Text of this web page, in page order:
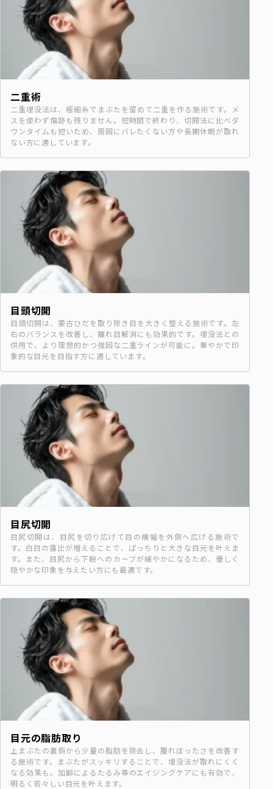
二重術
二重埋没法は、極細糸でまぶたを留めて二重を作る施術です。メ
スを使わず傷跡も残りません。短時間で終わり、切開法に比べダ
ウンタイムも短いため、周囲にバレたくない方や長期休暇が取れ
ない方に適しています。
目頭切開
目頭切開は、蒙古ひだを取り除き目を大きく整える施術です。左
右のバランスを改善し、離れ目解消にも効果的です。埋没法との
併用で、より理想的かつ強固な二重ラインが可能に。華やかで印
象的な目元を目指す方に適しています。
目尻切開
目尻切開は、目尻を切り広げて目の横幅を外側へ広げる施術で
す。白目の露出が増えることで、ぱっちりと大きな目元を叶えま
す。また、目尻から下瞼へのカーブが緩やかになるため、優しく
穏やかな印象を与えたい方にも最適です。
目元の脂肪取り
上まぶたの裏側から少量の脂肪を除去し、腫れぼったさを改善す
る施術です。まぶたがスッキリすることで、埋没法が取れにくく
なる効果も。加齢によるたるみ等のエイジングケアにも有効で、
明るく若々しい目元を叶えます。